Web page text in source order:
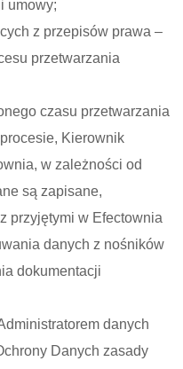
umowy;
z przepisów prawa –
przetwarzania
czasu przetwarzania
Kierownik
w zależności od
są zapisane,
przyjętymi w Efectownia
danych z nośników
dokumentacji
danych
Danych zasady